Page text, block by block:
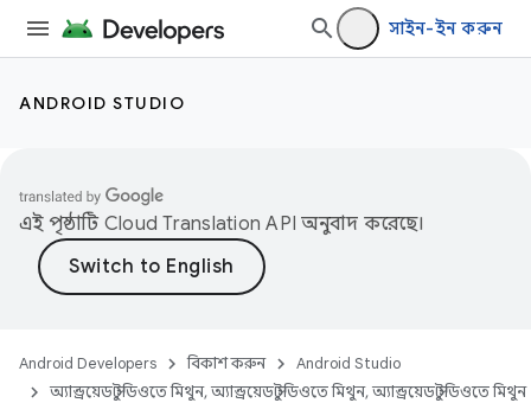
সাইন-ইন করুন
ANDROID STUDIO
এই পৃষ্ঠাটি Cloud Translation API অনুবাদ করেছে।
Android Developers বিকাশ করুন
Android Studio
অ্যান্ড্রয়েড স্টুডিওতে মিথুন, অ্যান্ড্রয়েড স্টুডিওতে মিথুন, অ্যান্ড্রয়েড স্টুডিওতে মিথুন